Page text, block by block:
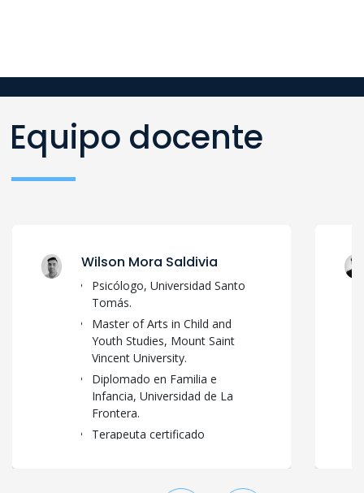
Equipo docente
Wilson Mora Saldivia
Psicólogo, Universidad Santo
Tomás.
Master of Arts in Child and
Youth Studies, Mount Saint
Vincent University.
Diplomado en Familia e
Infancia, Universidad de La
Frontera.
Terapeuta certificado
atención temprana: ESDM,